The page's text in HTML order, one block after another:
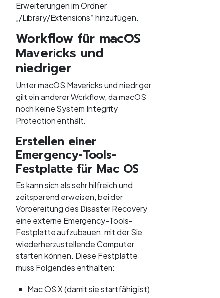
Erweiterungen im Ordner
„/Library/Extensions“ hinzufügen.
Workflow für macOS
Mavericks und
niedriger
Unter macOS Mavericks und niedriger
gilt ein anderer Workflow, da macOS
noch keine System Integrity
Protection enthält.
Erstellen einer
Emergency-Tools-
Festplatte für Mac OS
Es kann sich als sehr hilfreich und
zeitsparend erweisen, bei der
Vorbereitung des Disaster Recovery
eine externe Emergency-Tools-
Festplatte aufzubauen, mit der Sie
wiederherzustellende Computer
starten können. Diese Festplatte
muss Folgendes enthalten:
Mac OS X (damit sie startfähig ist)